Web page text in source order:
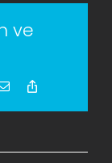
ve
E-